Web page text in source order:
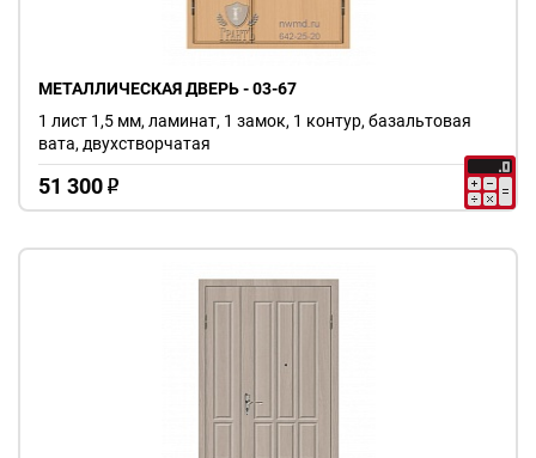
МЕТАЛЛИЧЕСКАЯ ДВЕРЬ - 03-67
51 300 o
1 лист 1,5 мм, ламинат, 1 замок, 1 контур, базальтовая
вата, двухстворчатая